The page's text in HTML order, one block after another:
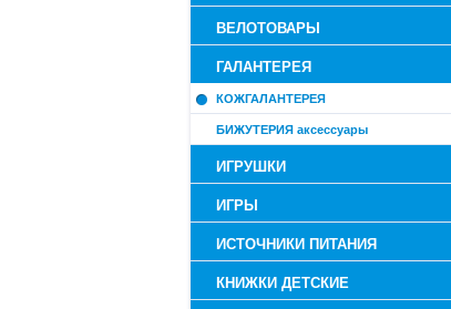
ВЕЛОТОВАРЫ
ГАЛАНТЕРЕЯ
КОЖГАЛАНТЕРЕЯ
БИЖУТЕРИЯ аксессуары
ИГРУШКИ
ИГРЫ
ИСТОЧНИКИ ПИТАНИЯ
КНИЖКИ ДЕТСКИЕ